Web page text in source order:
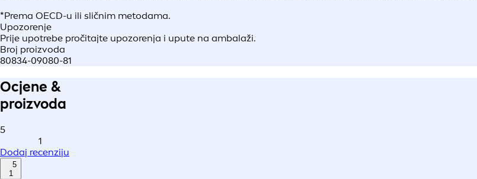
*Prema OECD-u ili sličnim metodama.
Upozorenje
Prije upotrebe pročitajte upozorenja i upute na ambalaži.
Broj proizvoda
80834-09080-81
Ocjene &
proizvoda
5
1
Dodaj recenziju
5
1